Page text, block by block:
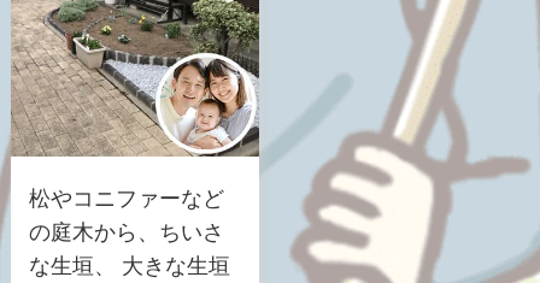
松やコニファーなど
の庭木から、ちいさ
な生垣、 大きな生垣